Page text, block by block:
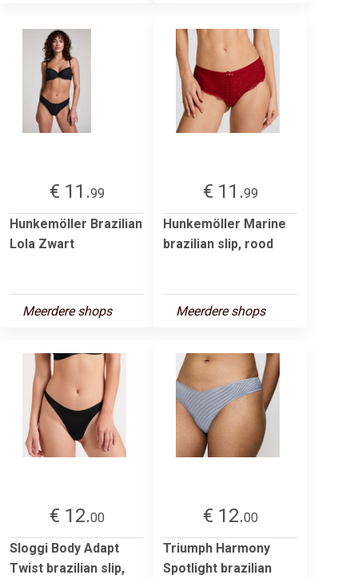
€ 11.99
Hunkemöller Brazilian
Lola Zwart
Meerdere shops
€ 11.99
Hunkemöller Marine
brazilian slip, rood
Meerdere shops
€ 12.00
Sloggi Body Adapt
Twist brazilian slip,
€ 12.00
Triumph Harmony
Spotlight brazilian